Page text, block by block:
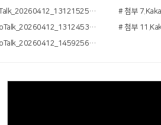
# 첨부 6.KakaoTalk_20260412_131215250_14.jpg
# 첨부 10.KakaoTalk_20260412_131245340_15.jpg
# 첨부 14.KakaoTalk_20260412_145925614_04.jpg